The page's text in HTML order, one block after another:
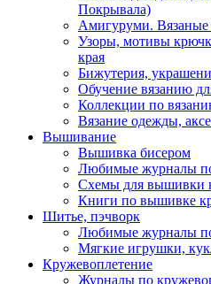
Покрывала)
Амигуруми.
Узоры, мотивы
края
Бижутерия,
Обучение вязанию
Коллекции по
Вязание одежды,
Вышивание
Вышивка бисером
Любимые журналы
Схемы для вышивки
Книги по вышивке
Шитье, пэчворк
Любимые журналы
Мягкие игрушки,
Кружевоплетение
Журналы по